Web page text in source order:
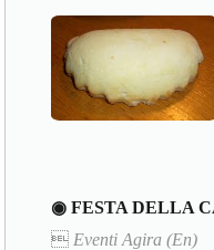
◉ FESTA DELLA
 Eventi Agira (En)